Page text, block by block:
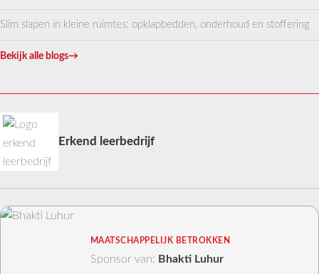
Slim slapen in kleine ruimtes: opklapbedden, onderhoud en stoffering
Bekijk alle blogs→
Erkend leerbedrijf
MAATSCHAPPELIJK BETROKKEN
Sponsor van: Bhakti Luhur